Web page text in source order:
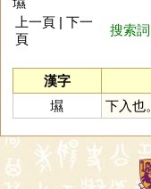
上一頁 | 下一
頁
搜索
漢字
㙷
下入也